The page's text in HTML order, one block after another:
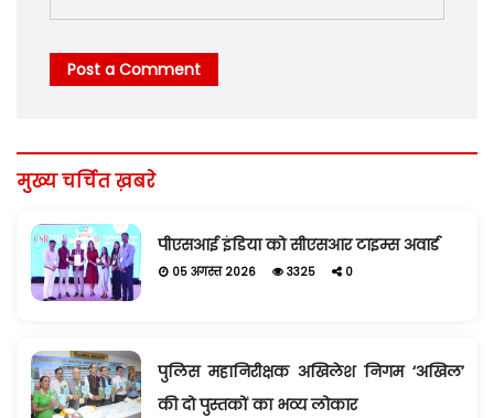
Post a Comment
मुख्य चर्चित ख़बरे
पीएसआई इंडिया को सीएसआर टाइम्स अवार्ड
05 अगस्त 2026 3325 0
पुलिस महानिरीक्षक अखिलेश निगम ‘अखिल’
की दो पुस्तकों का भव्य लोकार